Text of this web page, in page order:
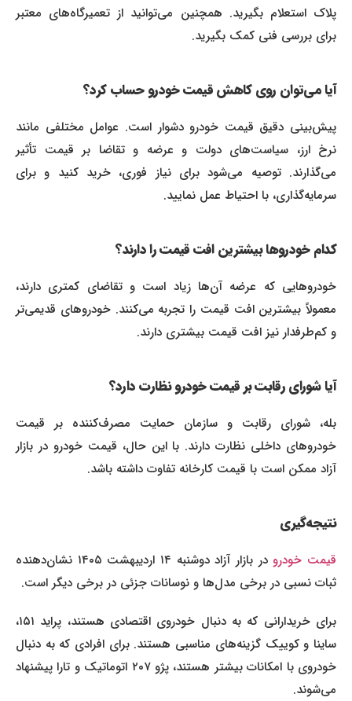
پلاک استعلام بگیرید. همچنین می‌توانید از تعمیرگاه‌های معتبر
برای بررسی فنی کمک بگیرید.
آیا می‌توان روی کاهش قیمت خودرو حساب کرد؟
پیش‌بینی دقیق قیمت خودرو دشوار است. عوامل مختلفی مانند
نرخ ارز، سیاست‌های دولت و عرضه و تقاضا بر قیمت تأثیر
می‌گذارند. توصیه می‌شود برای نیاز فوری، خرید کنید و برای
سرمایه‌گذاری، با احتیاط عمل نمایید.
کدام خودروها بیشترین افت قیمت را دارند؟
خودروهایی که عرضه آن‌ها زیاد است و تقاضای کمتری دارند،
معمولاً بیشترین افت قیمت را تجربه می‌کنند. خودروهای قدیمی‌تر
و کم‌طرفدار نیز افت قیمت بیشتری دارند.
آیا شورای رقابت بر قیمت خودرو نظارت دارد؟
بله، شورای رقابت و سازمان حمایت مصرف‌کننده بر قیمت
خودروهای داخلی نظارت دارند. با این حال، قیمت خودرو در بازار
آزاد ممکن است با قیمت کارخانه تفاوت داشته باشد.
نتیجه‌گیری
قیمت خودرو
در بازار آزاد دوشنبه ۱۴ اردیبهشت ۱۴۰۵ نشان‌دهنده
ثبات نسبی در برخی مدل‌ها و نوسانات جزئی در برخی دیگر است.
برای خریدارانی که به دنبال خودروی اقتصادی هستند، پراید ۱۵۱،
ساینا و کوییک گزینه‌های مناسبی هستند. برای افرادی که به دنبال
خودروی با امکانات بیشتر هستند، پژو ۲۰۷ اتوماتیک و تارا پیشنهاد
می‌شوند.